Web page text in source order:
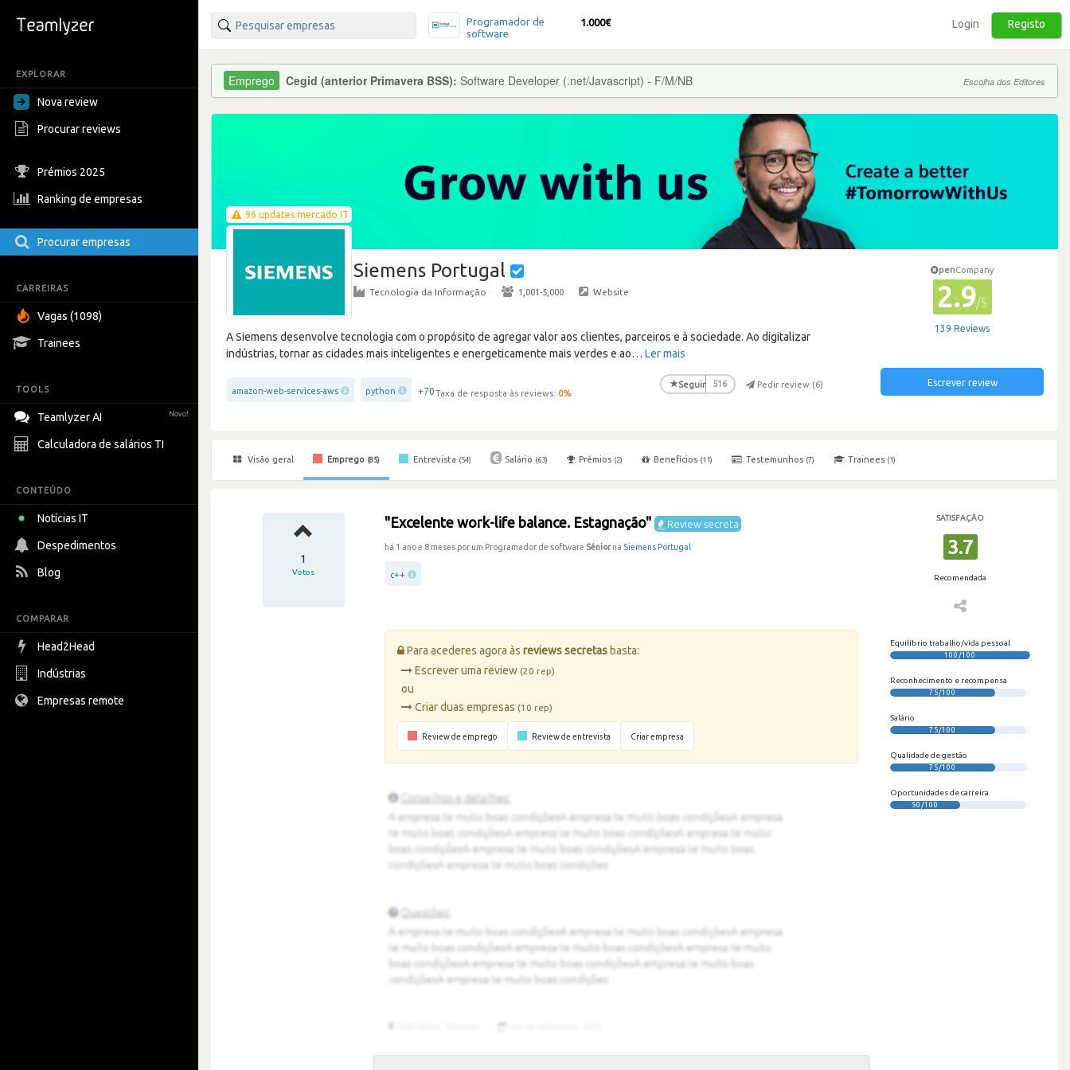
EXPLORAR
Nova review
Procurar reviews
Prémios 2025
Ranking de empresas
Procurar empresas
CARREIRAS
Vagas (1098)
Trainees
TOOLS
Teamlyzer AI Novo!
Calculadora de salários TI
CONTEÚDO
Notícias IT
Despedimentos
Blog
COMPARAR
Head2Head
Indústrias
Empresas remote
Programador de
software
1.000€ Login Registo
Cegid (anterior Primavera BSS): Software Developer (.net/Javascript) - F/M/NB Escolha dos Editores
96 updates mercado IT
Siemens Portugal
Tecnologia da Informação · 1,001-5,000 · Website
A Siemens desenvolve tecnologia com o propósito de agregar valor aos clientes, parceiros e à sociedade. Ao digitalizar
indústrias, tornar as cidades mais inteligentes e energeticamente mais verdes e ao… Ler mais
amazon-web-services-aws python +70Taxa de resposta às reviews: 0%
★Seguir 516 Pedir review (6)
penCompany
2.9/5
139 Reviews
Escrever review
Visão geral Emprego (85) Entrevista (54) Salário (63) Prémios (2) Benefícios (11) Testemunhos (7) Trainees (1)
1
Votos
"Excelente work-life balance. Estagnação" Review secreta
há 1 ano e 8 meses por um Programador de software Séniorna Siemens Portugal
c++
SATISFAÇÃO
3.7
Recomendada
Para acederes agora àsreviews secretas basta:
Escrever uma review(20 rep)
ou
Criar duas empresas(10 rep)
Review de emprego Review de entrevista Criar empresa
Equilíbrio trabalho/vida pessoal
100/100
Reconhecimento e recompensa
75/100
Salário
75/100
Qualidade de gestão
75/100
Oportunidades de carreira
50/100